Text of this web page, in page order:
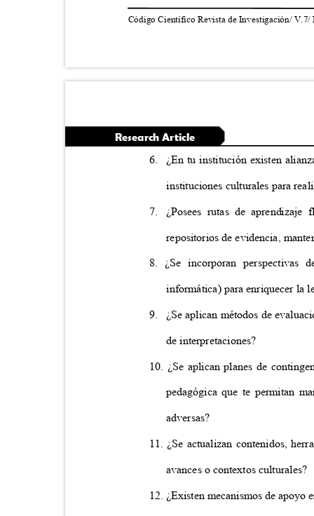
Código Científico Revista de Investigación/
Research Article
6. ¿En tu institución existen
instituciones culturales para
7. ¿Posees rutas de
repositorios de evidencia,
8. ¿Se incorporan
informática) para enriquecer la
9. ¿Se aplican métodos de
de interpretaciones?
10. ¿Se aplican planes de
pedagógica que te permitan
adversas?
11. ¿Se actualizan contenidos,
avances o contextos culturales?
12. ¿Existen mecanismos de apoyo